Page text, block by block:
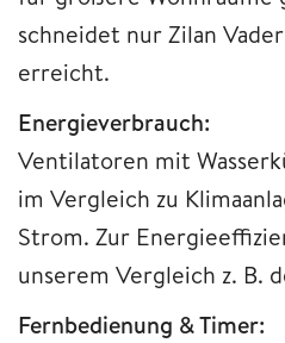
schneidet nur Zilan
erreicht.
Energieverbrauch:
Ventilatoren mit
im Vergleich zu
Strom. Zur
unserem Vergleich z. B.
Fernbedienung & Timer: